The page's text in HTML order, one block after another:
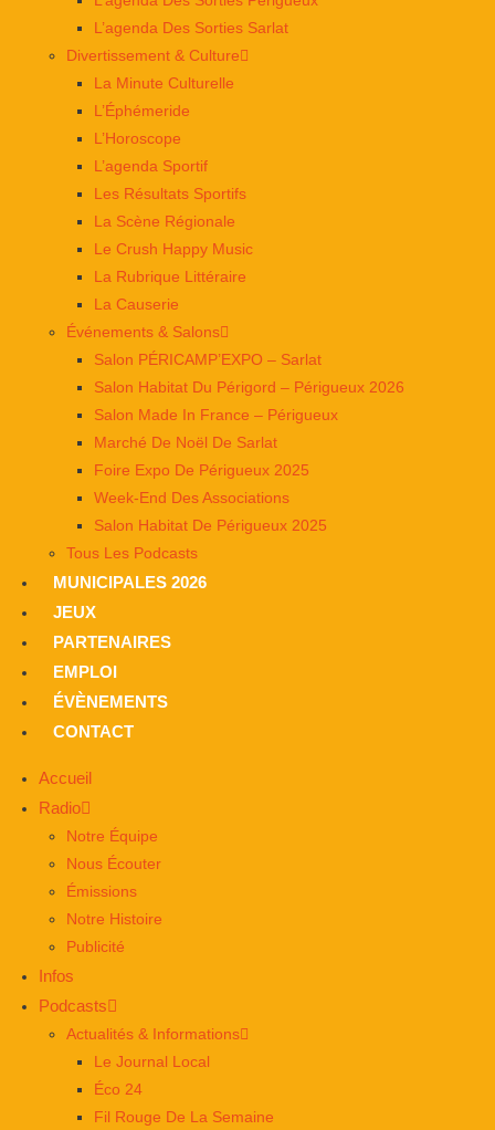
L’agenda Des Sorties Sarlat
Divertissement & Culture
La Minute Culturelle
L’Éphémeride
L’Horoscope
L’agenda Sportif
Les Résultats Sportifs
La Scène Régionale
Le Crush Happy Music
La Rubrique Littéraire
La Causerie
Événements & Salons
Salon PÉRICAMP’EXPO – Sarlat
Salon Habitat Du Périgord – Périgueux 2026
Salon Made In France – Périgueux
Marché De Noël De Sarlat
Foire Expo De Périgueux 2025
Week-End Des Associations
Salon Habitat De Périgueux 2025
Tous Les Podcasts
MUNICIPALES 2026
JEUX
PARTENAIRES
EMPLOI
ÉVÈNEMENTS
CONTACT
Accueil
Radio
Notre Équipe
Nous Écouter
Émissions
Notre Histoire
Publicité
Infos
Podcasts
Actualités & Informations
Le Journal Local
Éco 24
Fil Rouge De La Semaine